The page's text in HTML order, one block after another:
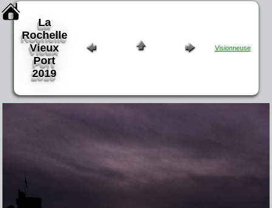
La
Rochelle
Vieux
Port
2019
Visionneuse